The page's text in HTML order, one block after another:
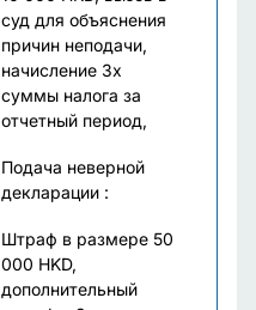
суд для объяснения
причин неподачи,
начисление 3х
суммы налога за
отчетный период,
Подача неверной
декларации :
Штраф в размере 50
000 HKD,
дополнительный